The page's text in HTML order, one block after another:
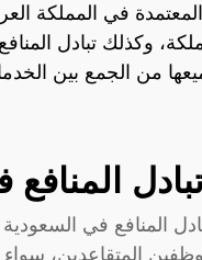
في المملكة
وكذلك تبادل
من الجمع بين
المنافع في
المتقاعدين،